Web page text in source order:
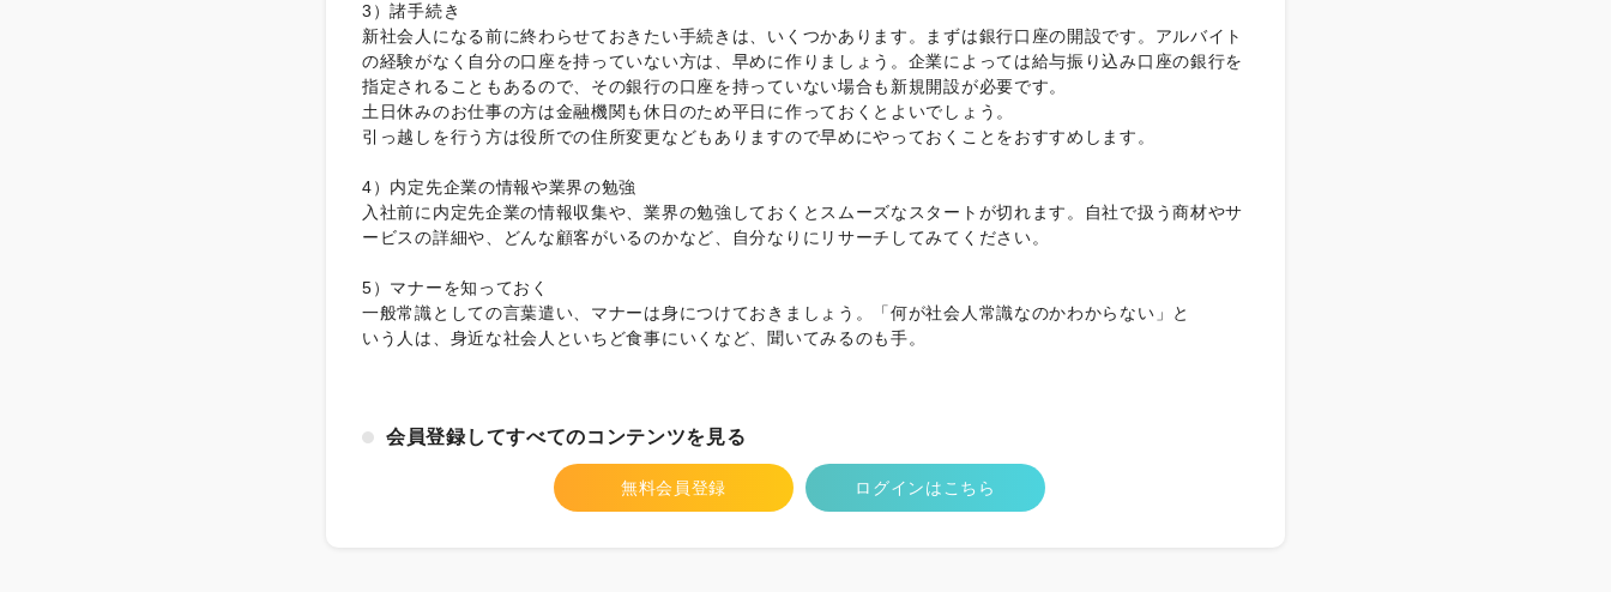
3）諸手続き
新社会人になる前に終わらせておきたい手続きは、いくつかあります。まずは銀行口座の開設です。アルバイト
の経験がなく自分の口座を持っていない方は、早めに作りましょう。企業によっては給与振り込み口座の銀行を
指定されることもあるので、その銀行の口座を持っていない場合も新規開設が必要です。
土日休みのお仕事の方は金融機関も休日のため平日に作っておくとよいでしょう。
引っ越しを行う方は役所での住所変更などもありますので早めにやっておくことをおすすめします。
4）内定先企業の情報や業界の勉強
入社前に内定先企業の情報収集や、業界の勉強しておくとスムーズなスタートが切れます。自社で扱う商材やサ
ービスの詳細や、どんな顧客がいるのかなど、自分なりにリサーチしてみてください。
5）マナーを知っておく
一般常識としての言葉遣い、マナーは身につけておきましょう。「何が社会人常識なのかわからない」と
いう人は、身近な社会人といちど食事にいくなど、聞いてみるのも手。
会員登録してすべてのコンテンツを見る
無料会員登録 ログインはこちら